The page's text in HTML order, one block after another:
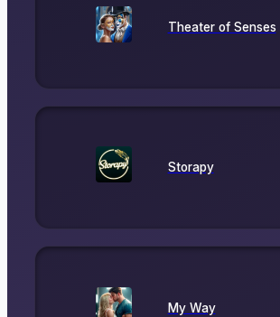
Theater of Senses
Storapy
My Way